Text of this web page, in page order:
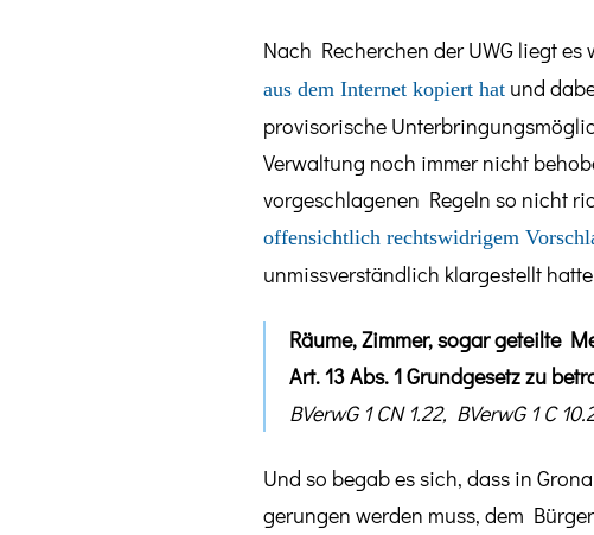
Nach Recherchen der UWG liegt
aus dem Internet kopiert hat und
provisorische
Verwaltung noch immer nicht
vorgeschlagenen Regeln so nicht
offensichtlich rechtswidrigem
unmissverständlich klargestellt
Räume, Zimmer, sogar geteilte
Art. 13 Abs. 1 Grundgesetz zu
BVerwG 1 CN 1.22, BVerwG 1 C
Und so begab es sich, dass in
gerungen werden muss, dem